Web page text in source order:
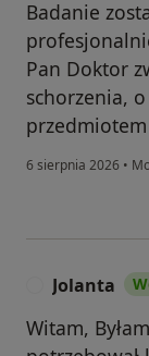
Badanie
Pan Doktor
schorzenia,
6 sierpnia 2026 •
Jolanta
Witam,